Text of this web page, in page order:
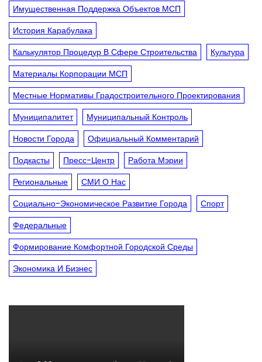
Имущественная Поддержка Объектов МСП
История Карабулака
Калькулятор Процедур В Сфере Строительства
Культура
Материалы Корпорации МСП
Местные Нормативы Градостроительного Проектирования
Муниципалитет
Муниципальный Контроль
Новости Города
Официальный Комментарий
Подкасты
Пресс-Центр
Работа Мэрии
Региональные
СМИ О Нас
Социально-Экономическое Развитие Города
Спорт
Федеральные
Формирование Комфортной Городской Среды
Экономика И Бизнес